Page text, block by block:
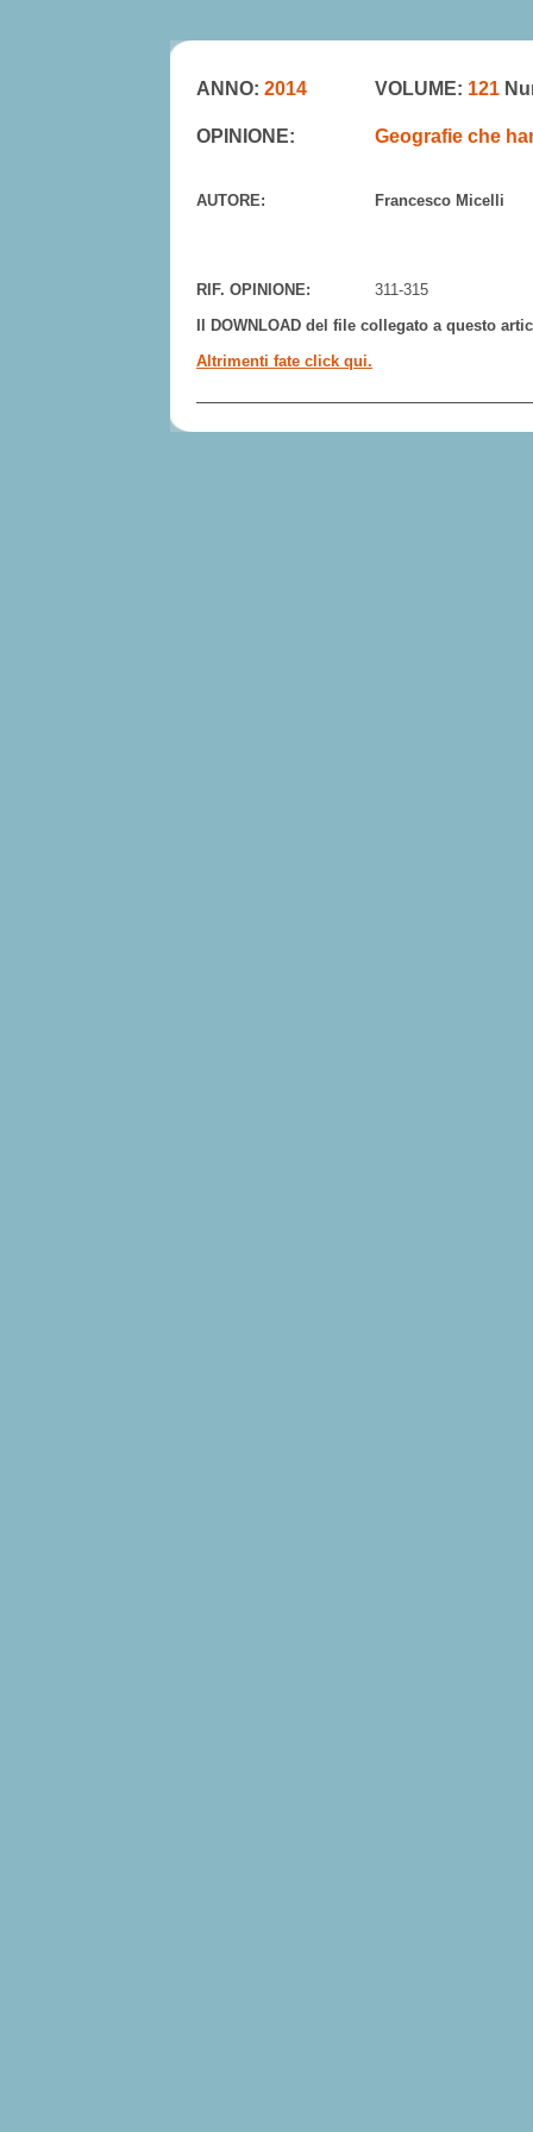
ANNO: 2014 VOLUME: 121
OPINIONE: Geografie che
AUTORE: Francesco Micelli
RIF. OPINIONE:
311-315
Il DOWNLOAD del file collegato a questo
Altrimenti fate click qui.